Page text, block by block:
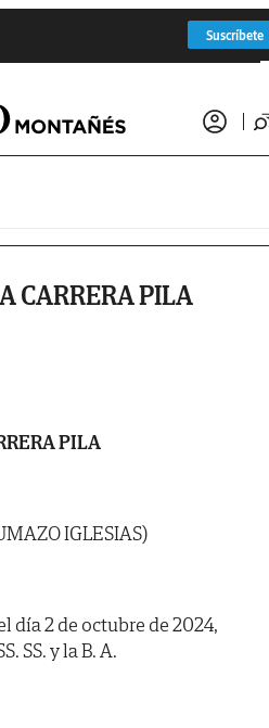
Suscríbete
CARRERA PILA
PILA
IGLESIAS)
día 2 de octubre de 2024,
SS. y la B. A.